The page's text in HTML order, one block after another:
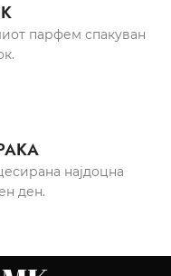
парфем спакуван
најдоцна
ден.